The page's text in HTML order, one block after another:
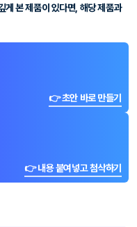
게 본 제품이 있다면, 해당 제품과
👉 초안 바로 만들기
👉 내용 붙여넣고 첨삭하기